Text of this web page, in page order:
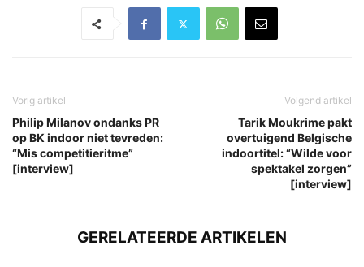
Vorig artikel
Philip Milanov ondanks PR
op BK indoor niet tevreden:
“Mis competitieritme”
[interview]
Volgend artikel
Tarik Moukrime pakt
overtuigend Belgische
indoortitel: “Wilde voor
spektakel zorgen”
[interview]
GERELATEERDE ARTIKELEN